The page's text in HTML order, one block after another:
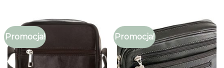
Promocja! Promocja!